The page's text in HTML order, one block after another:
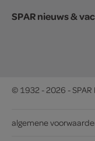
SPAR nieuws &
© 1932 - 2026 - SPAR
algemene